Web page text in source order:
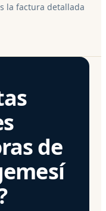
la factura detallada
de